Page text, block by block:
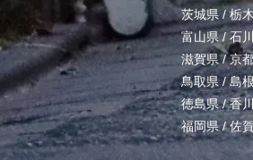
茨城県 / 栃
富山県/ 石
滋賀県/京
鳥取県/島
徳島県/香
福岡県/佐